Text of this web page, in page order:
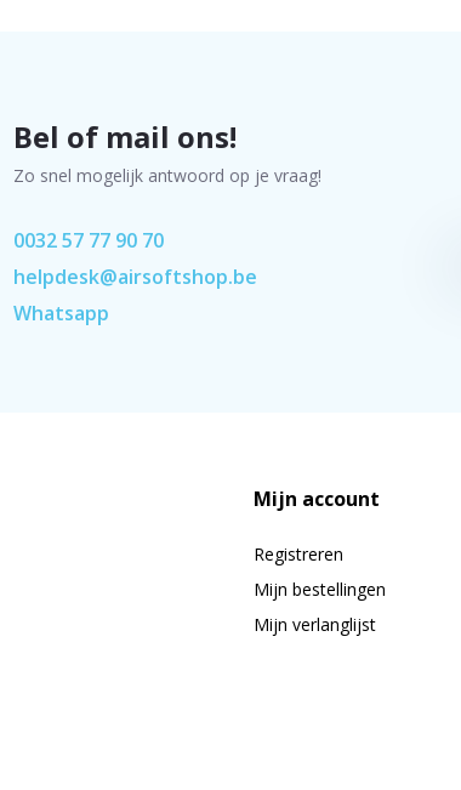
Bel of mail ons!
Zo snel mogelijk antwoord op je vraag!
0032 57 77 90 70
helpdesk@airsoftshop.be
Whatsapp
Mijn account
Registreren
Mijn bestellingen
Mijn verlanglijst